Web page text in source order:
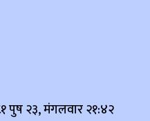
पुष २३, मंगलवार २१:४२